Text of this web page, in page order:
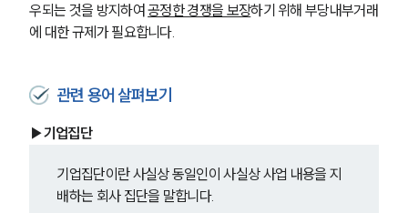
우되는 것을 방지하여 공정한 경쟁을 보장하기 위해 부당내부거래
에 대한 규제가 필요합니다.
관련 용어 살펴보기
▶기업집단
기업집단이란 사실상 동일인이 사실상 사업 내용을 지
배하는 회사 집단을 말합니다.